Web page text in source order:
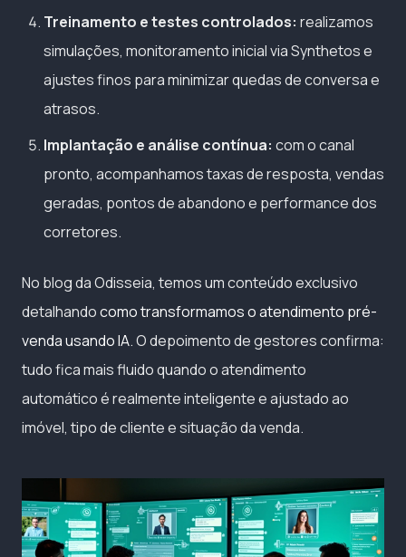
Treinamento e testes controlados: realizamos
simulações, monitoramento inicial via Synthetos e
ajustes finos para minimizar quedas de conversa e
atrasos.
Implantação e análise contínua: com o canal
pronto, acompanhamos taxas de resposta, vendas
geradas, pontos de abandono e performance dos
corretores.
No blog da Odisseia, temos um conteúdo exclusivo
detalhandocomo transformamos o atendimento pré-
venda usando IA. O depoimento de gestores confirma:
tudo fica mais fluido quando o atendimento
automático é realmente inteligente e ajustado ao
imóvel, tipo de cliente e situação da venda.